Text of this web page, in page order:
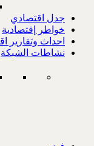
جدل اقتصادي
خواطر إقتصادية
احداث وتقارير
نشاطات الشبكة